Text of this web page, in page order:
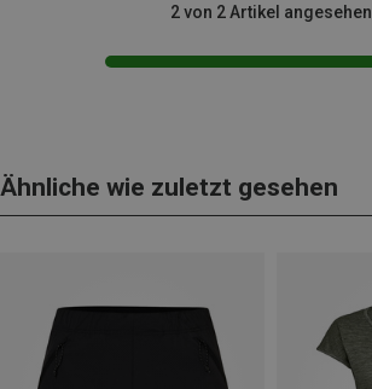
2 von 2 Artikel angesehen
Ähnliche wie zuletzt gesehen